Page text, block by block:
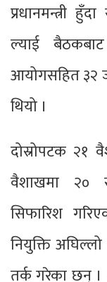
प्रधानमन्त्री
ल्याई
आयोगसहित ३२
थियो ।
दोस्रोपटक २१
वैशाखमा २०
सिफारिश
नियुक्ति
तर्क गरेका छन्